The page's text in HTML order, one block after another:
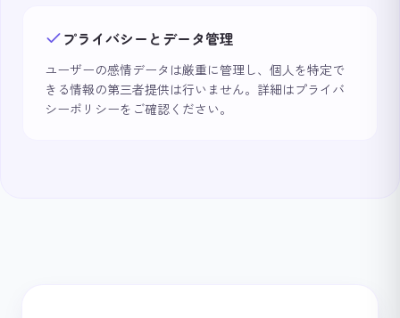
プライバシーとデータ管理
ユーザーの感情データは厳重に管理し、個人を特定で
きる情報の第三者提供は行いません。詳細はプライバ
シーポリシーをご確認ください。